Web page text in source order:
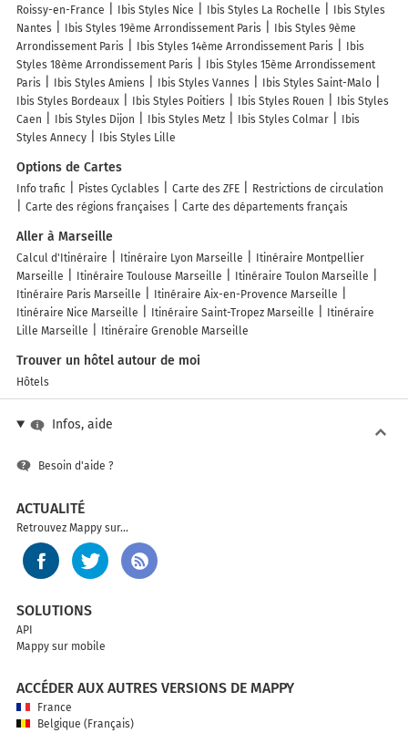
Roissy-en-France
Ibis Styles Nice Ibis Styles La Rochelle
Ibis Styles
Nantes
Ibis Styles 19ème Arrondissement Paris
Ibis Styles 9ème
Arrondissement Paris
Ibis Styles 14ème Arrondissement Paris
Ibis
Styles 18ème Arrondissement Paris
Ibis Styles 15ème Arrondissement
Paris
Ibis Styles Amiens Ibis Styles Vannes
Ibis Styles Saint-Malo
Ibis Styles Bordeaux
Ibis Styles Poitiers Ibis Styles Rouen
Ibis Styles
Caen
Ibis Styles Dijon Ibis Styles Metz Ibis Styles Colmar
Ibis
Styles Annecy
Ibis Styles Lille
Options de Cartes
Info trafic Pistes Cyclables Carte des ZFE
Restrictions de circulation
Carte des régions françaises
Carte des départements français
Aller à Marseille
Calcul d'Itinéraire Itinéraire Lyon Marseille
Itinéraire Montpellier
Marseille
Itinéraire Toulouse Marseille
Itinéraire Toulon Marseille
Itinéraire Paris Marseille
Itinéraire Aix-en-Provence Marseille
Itinéraire Nice Marseille
Itinéraire Saint-Tropez Marseille
Itinéraire
Lille Marseille
Itinéraire Grenoble Marseille
Trouver un hôtel autour de moi
Hôtels
Infos, aide
Besoin d'aide ?
ACTUALITÉ
Retrouvez Mappy sur...
SOLUTIONS
API
Mappy sur mobile
ACCÉDER AUX AUTRES VERSIONS DE MAPPY
France
Belgique (Français)